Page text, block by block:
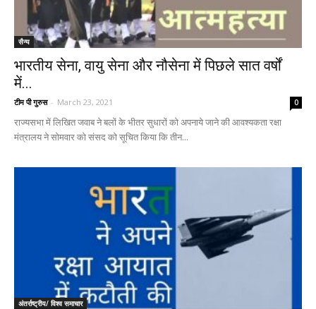
सैन्य
भारतीय सेना, वायु सेना और नौसेना में पिछले सात वर्षों
में...
टीम पी गुरुस - March 23, 2021 0
राज्यसभा में लिखित जवाब ने बलों के भीतर सुधारों को अपनाये जाने की आवश्यकता रक्षा
मंत्रालय ने सोमवार को संसद को सूचित किया कि तीन...
अंतर्राष्ट्रीय/ विश्व समाचार